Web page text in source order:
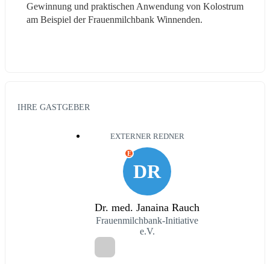
Gewinnung und praktischen Anwendung von Kolostrum
am Beispiel der Frauenmilchbank Winnenden.
IHRE GASTGEBER
EXTERNER REDNER
DR
E
Dr. med. Janaina Rauch
Frauenmilchbank-Initiative
e.V.